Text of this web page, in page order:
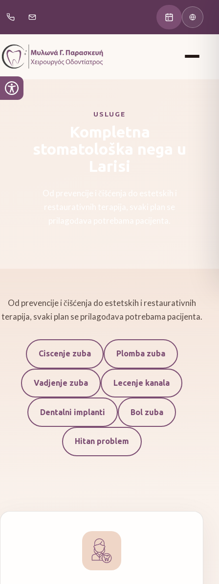
USLUGE
Kompletna
stomatološka nega u
Larisi
Od prevencije i čišćenja do estetskih i
restaurativnih terapija, svaki plan se
prilagođava potrebama pacijenta.
Od prevencije i čišćenja do estetskih i restaurativnih
terapija, svaki plan se prilagođava potrebama pacijenta.
Ciscenje zuba Plomba zuba
Vadjenje zuba Lecenje kanala
Dentalni implanti Bol zuba
Hitan problem